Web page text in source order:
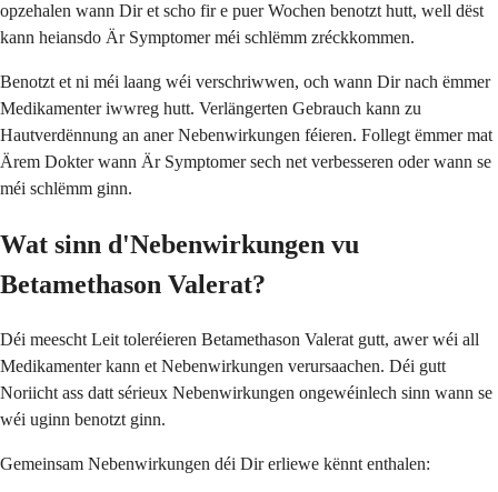
opzehalen wann Dir et scho fir e puer Wochen benotzt hutt, well dëst
kann heiansdo Är Symptomer méi schlëmm zréckkommen.
Benotzt et ni méi laang wéi verschriwwen, och wann Dir nach ëmmer
Medikamenter iwwreg hutt. Verlängerten Gebrauch kann zu
Hautverdënnung an aner Nebenwirkungen féieren. Follegt ëmmer mat
Ärem Dokter wann Är Symptomer sech net verbesseren oder wann se
méi schlëmm ginn.
Wat sinn d'Nebenwirkungen vu
Betamethason Valerat?
Déi meescht Leit toleréieren Betamethason Valerat gutt, awer wéi all
Medikamenter kann et Nebenwirkungen verursaachen. Déi gutt
Noriicht ass datt sérieux Nebenwirkungen ongewéinlech sinn wann se
wéi uginn benotzt ginn.
Gemeinsam Nebenwirkungen déi Dir erliewe kënnt enthalen: